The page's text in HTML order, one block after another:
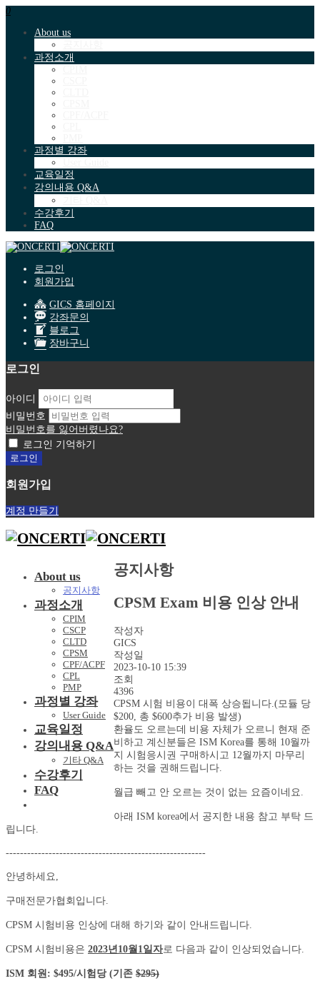
0
About us
과정소개
과정별 강좌
교육일정
강의내용 Q&A
수강후기
FAQ
로그인
회원가입
GICS 홈페이지
강좌문의
블로그
장바구니
로그인
아이디
비밀번호
비밀번호를 잃어버렸나요?
로그인 기억하기
회원가입
계정 만들기
About us
공지사항
과정소개
CPIM
CSCP
CLTD
CPSM
CPF/ACPF
CPL
PMP
과정별 강좌
User Guide
교육일정
강의내용 Q&A
기타 Q&A
수강후기
FAQ
공지사항
CPSM Exam 비용 인상 안내
작성자
GICS
작성일
2023-10-10 15:39
조회
4396
CPSM 시험 비용이 대폭 상승됩니다.(모듈 당
$200, 총 $600추가 비용 발생)
환율도 오르는데 비용 자체가 오르니 현재 준
비하고 계신분들은 ISM Korea를 통해 10월까
지 시험응시권 구매하시고 12월까지 마무리
하는 것을 권해드립니다.
월급 빼고 안 오르는 것이 없는 요즘이네요.
아래 ISM korea에서 공지한 내용 참고 부탁 드
립니다.
--------------------------------------------------------
안녕하세요,
구매전문가협회입니다.
CPSM 시험비용 인상에 대해 하기와 같이 안내드립니다.
CPSM 시험비용은 2023년10월1일자로 다음과 같이 인상되었습니다.
ISM 회원: $495/시험당 (기존 $295)